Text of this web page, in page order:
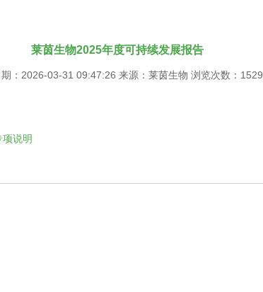
莱茵生物2025年度可持续发展报告
期：2026-03-31 09:47:26 来源：莱茵生物 浏览次数：1529
说明